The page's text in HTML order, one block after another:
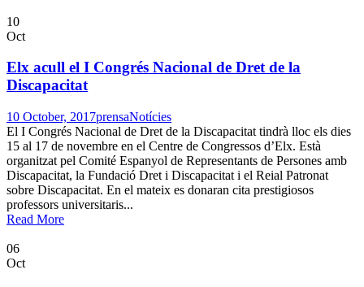
10
Oct
Elx acull el I Congrés Nacional de Dret de la
Discapacitat
10 October, 2017prensaNotícies
El I Congrés Nacional de Dret de la Discapacitat tindrà lloc els dies
15 al 17 de novembre en el Centre de Congressos d’Elx. Està
organitzat pel Comité Espanyol de Representants de Persones amb
Discapacitat, la Fundació Dret i Discapacitat i el Reial Patronat
sobre Discapacitat. En el mateix es donaran cita prestigiosos
professors universitaris...
Read More
06
Oct